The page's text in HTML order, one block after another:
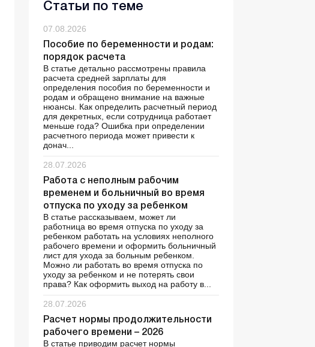
Статьи по теме
07.08.2026
Пособие по беременности и родам:
порядок расчета
В статье детально рассмотрены правила
расчета средней зарплаты для
определения пособия по беременности и
родам и обращено внимание на важные
нюансы. Как определить расчетный период
для декретных, если сотрудница работает
меньше года? Ошибка при определении
расчетного периода может привести к
донач...
28.07.2026
Работа с неполным рабочим
временем и больничный во время
отпуска по уходу за ребенком
В статье рассказываем, может ли
работница во время отпуска по уходу за
ребенком работать на условиях неполного
рабочего времени и оформить больничный
лист для ухода за больным ребенком.
Можно ли работать во время отпуска по
уходу за ребенком и не потерять свои
права? Как оформить выход на работу в...
28.07.2026
Расчет нормы продолжительности
рабочего времени – 2026
В статье приводим расчет нормы